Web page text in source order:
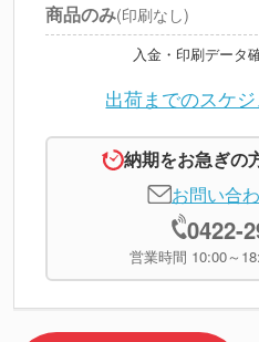
商品のみ(印刷なし)
入金・印刷データ
出荷までのスケ
納期をお急ぎの
お問い合
0422-
営業時間 10:00～